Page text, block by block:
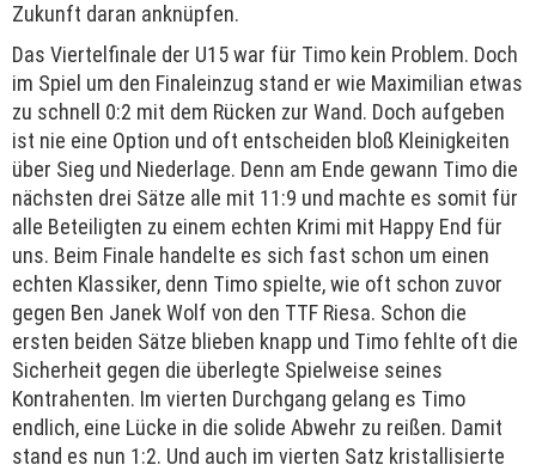
Zukunft daran anknüpfen.
Das Viertelfinale der U15 war für Timo kein Problem. Doch
im Spiel um den Finaleinzug stand er wie Maximilian etwas
zu schnell 0:2 mit dem Rücken zur Wand. Doch aufgeben
ist nie eine Option und oft entscheiden bloß Kleinigkeiten
über Sieg und Niederlage. Denn am Ende gewann Timo die
nächsten drei Sätze alle mit 11:9 und machte es somit für
alle Beteiligten zu einem echten Krimi mit Happy End für
uns. Beim Finale handelte es sich fast schon um einen
echten Klassiker, denn Timo spielte, wie oft schon zuvor
gegen Ben Janek Wolf von den TTF Riesa. Schon die
ersten beiden Sätze blieben knapp und Timo fehlte oft die
Sicherheit gegen die überlegte Spielweise seines
Kontrahenten. Im vierten Durchgang gelang es Timo
endlich, eine Lücke in die solide Abwehr zu reißen. Damit
stand es nun 1:2. Und auch im vierten Satz kristallisierte